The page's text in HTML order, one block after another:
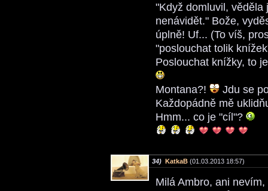
"Když domluvil, věděla
nenávidět." Bože,
úplně! Uf... (To víš,
"poslouchat tolik
Poslouchat knížky, to
Montana?!
Jdu se
Každopádně mě
Hmm... co je "cíl"?
34) KatkaB (01.03.2013 18:57)
Milá Ambro, ani